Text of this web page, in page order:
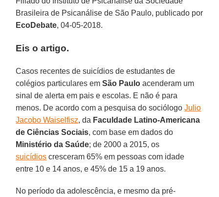
Brasileira de Psicanálise de São Paulo, publicado por
EcoDebate, 04-05-2018.
Eis o artigo.
Casos recentes de suicídios de estudantes de
colégios particulares emSão Paulo acenderam um
sinal de alerta em pais e escolas. E não é para
menos. De acordo com a pesquisa do sociólogoJulio
Jacobo Waiselfisz, da Faculdade Latino-Americana
de Ciências Sociais, com base em dados do
Ministério da Saúde; de 2000 a 2015, os
suicídios cresceram 65% em pessoas com idade
entre 10 e 14 anos, e 45% de 15 a 19 anos.
No período da adolescência, e mesmo da pré-